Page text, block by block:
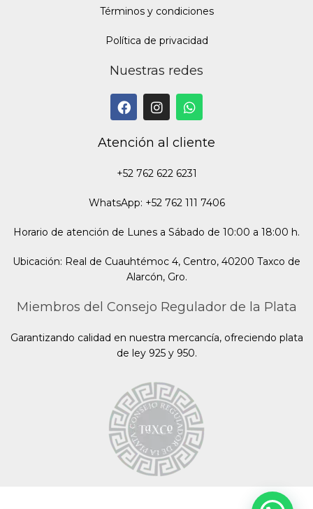
Términos y condiciones
Política de privacidad
Nuestras redes
Atención al cliente
+52 762 622 6231
WhatsApp: +52 762 111 7406
Horario de atención de Lunes a Sábado de 10:00 a 18:00 h.
Ubicación: Real de Cuauhtémoc 4, Centro, 40200 Taxco de
Alarcón, Gro.
Miembros del Consejo Regulador de la Plata
Garantizando calidad en nuestra mercancía, ofreciendo plata
de ley 925 y 950.